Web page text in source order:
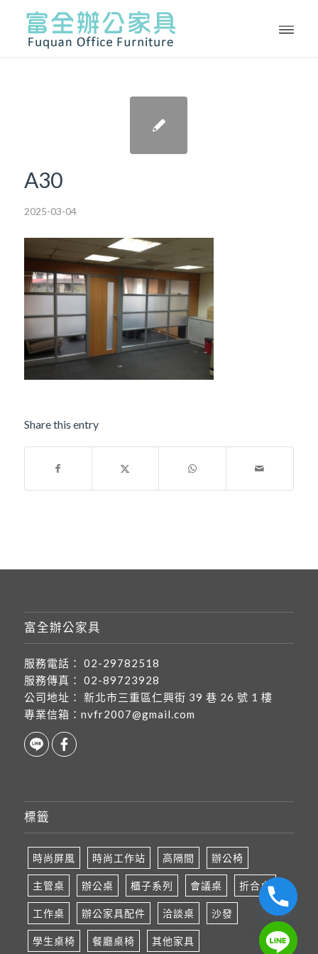
A30
2025-03-04
Share this entry
富全辦公家具
服務電話：
02-29782518
服務傳真：
02-89723928
公司地址：
新北市三重區仁興街 39 巷 26 號 1 樓
專業信箱： nvfr2007@gmail.com
標籤
時尚屏風 時尚工作站 高隔間 辦公椅
主管桌 辦公桌 櫃子系列 會議桌 折合桌
工作桌 辦公家具配件 洽談桌 沙發
學生桌椅 餐廳桌椅 其他家具